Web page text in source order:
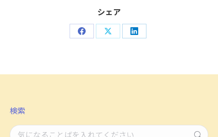
シェア
Share Share Share
検索
検